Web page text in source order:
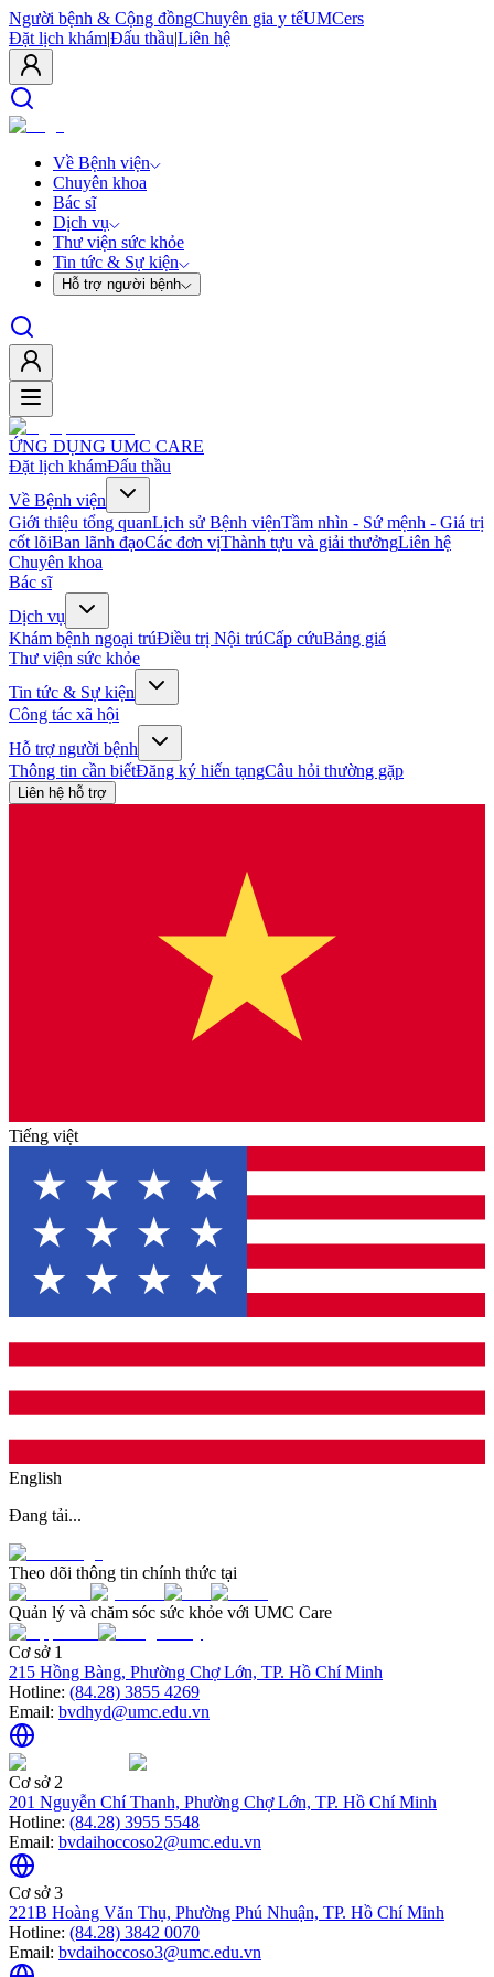
Người bệnh & Cộng đồngChuyên gia y tếUMCers
Đặt lịch khám|Đấu thầu|Liên hệ
Về Bệnh viện
Chuyên khoa
Bác sĩ
Dịch vụ
Thư viện sức khỏe
Tin tức & Sự kiện
Hỗ trợ người bệnh
ỨNG DỤNG UMC CARE
Đặt lịch khámĐấu thầu
Về Bệnh viện
Giới thiệu tổng quanLịch sử Bệnh việnTầm nhìn - Sứ mệnh - Giá trị
cốt lõiBan lãnh đạoCác đơn vịThành tựu và giải thưởngLiên hệ
Chuyên khoa
Bác sĩ
Dịch vụ
Khám bệnh ngoại trúĐiều trị Nội trúCấp cứuBảng giá
Thư viện sức khỏe
Tin tức & Sự kiện
Công tác xã hội
Hỗ trợ người bệnh
Thông tin cần biếtĐăng ký hiến tạngCâu hỏi thường gặp
Liên hệ hỗ trợ
Tiếng việt
English
Đang tải...
Theo dõi thông tin chính thức tại
Quản lý và chăm sóc sức khỏe với UMC Care
Cơ sở 1
215 Hồng Bàng, Phường Chợ Lớn, TP. Hồ Chí Minh
Hotline: (84.28) 3855 4269
Email: bvdhyd@umc.edu.vn
Cơ sở 2
201 Nguyễn Chí Thanh, Phường Chợ Lớn, TP. Hồ Chí Minh
Hotline: (84.28) 3955 5548
Email: bvdaihoccoso2@umc.edu.vn
Cơ sở 3
221B Hoàng Văn Thụ, Phường Phú Nhuận, TP. Hồ Chí Minh
Hotline: (84.28) 3842 0070
Email: bvdaihoccoso3@umc.edu.vn